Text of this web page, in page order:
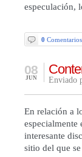
especulación,
0 Comentarios
08
JUN Enviado
En relación a
especialmente
interesante
sitio del que